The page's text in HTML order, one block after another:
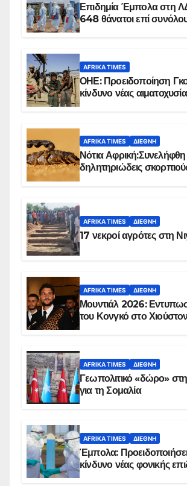
Επιδημία Έμπολα στη
648 θάνατοι επί
AFRIKA TIMES
ΟΗΕ: Προειδοποίηση
κίνδυνο νέας
AFRIKA TIMES ΔΙΕΘΝΉ
Νότια
δηλητηριώδεις
AFRIKA TIMES ΔΙΕΘΝΉ
17 νεκροί αγρότες στη
AFRIKA TIMES ΔΙΕΘΝΉ
Μουντιάλ 2026:
του Κονγκό στο
AFRIKA TIMES ΔΙΕΘΝΉ
Γεωπολιτικό «δώρο»
για τη Σομαλία
AFRIKA TIMES ΔΙΕΘΝΉ
Έμπολα:
κίνδυνο νέας φονικής